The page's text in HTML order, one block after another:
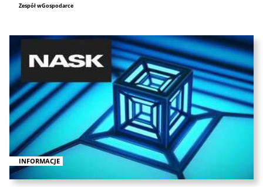
Zespół wGospodarce
INFORMACJE